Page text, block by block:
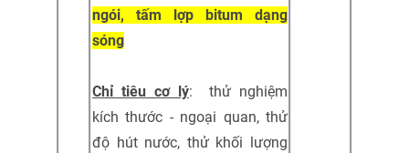
ngói, tấm lợp bitum dạng
sóng
Chỉ tiêu cơ lý: thử nghiệm
kích thước - ngoại quan, thử
độ hút nước, thử khối lượng